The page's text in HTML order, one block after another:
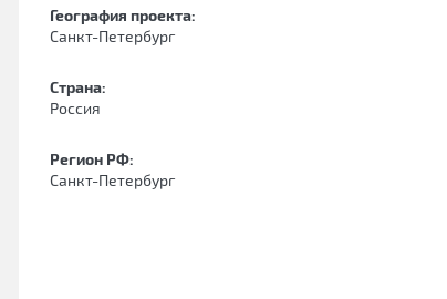
География проекта:
Санкт-Петербург
Страна:
Россия
Регион РФ:
Санкт-Петербург